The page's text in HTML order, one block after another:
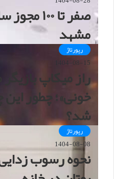
صفر تا
مشهد
رپورتاژ
1404-08-15
راز میکاپ
خونی»؛ چطور
شد؟
رپورتاژ
1404-08-08
نحوه رسوب